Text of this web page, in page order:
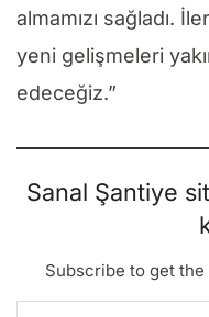
almamızı sağladı.
yeni gelişmeleri
edeceğiz.”
Sanal Şantiye
Subscribe to get
E-postanızı yazın…